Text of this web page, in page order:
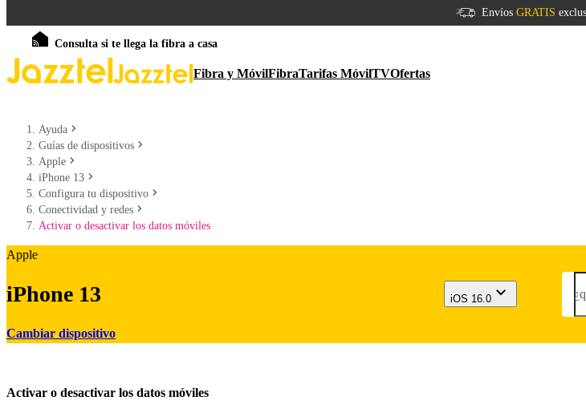
Envíos GRATIS
Consulta si te llega la fibra a casa
Fibra y MóvilFibraTarifas MóvilTVOfertas
Ayuda
Guías de dispositivos
Apple
iPhone 13
Configura tu dispositivo
Conectividad y redes
Activar o desactivar los datos móviles
Apple
iPhone 13
Cambiar dispositivo
iOS 16.0
Activar o desactivar los datos móviles